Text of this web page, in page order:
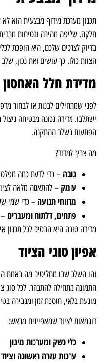
תכנון מערכת מידוף מבצעית הוא
חלקה, שליפה מהירה ובטיחות
בדיוק לצרכים שלכם, היא הופכת
הצוות כולו. כך עושים זאת נכון,
מדידת חלל האחסון
לפני שמתחילים לבנות או לבחור
ישתלבו. מדידה נכונה מבטיחה
הפתעות בשלב ההתקנה.
מה צריך למדוד?
גובה – כדי לדעת כמה
עומק – להתאמה מלאה
מרווחי תנועה – כדי שמי
פתחים, דלתות ומעברים –
מדידה טובה היא הבסיס לכל תכנון
אפיון סוגי הציוד
זהו השלב שבו מחליטים מה באמת
התמונה מתחילה להתבהר. לכל סוג
מונעת בלאי, חוסכת זמן ומגבירה
דוגמאות לציוד שמאפיינים מראש:
כלי נשק ומערכות מיגון
ערכות עזרה ראשונה וציוד